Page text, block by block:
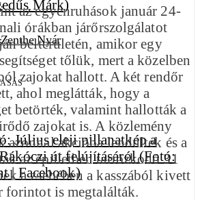
Nyár
az egyenruhások január 24-
órákban járőrszolgálatot
belterületén, amikor egy
tőlük, mert a közelben
zajokat hallott. A két rendőr
ahol meglátták, hogy a
betörték, valamint hallották a
zajokat is. A közlemény
azonnal akcióba lendültek és a
az épületben tartózkodó 31
a zsebében a kasszából kivett
forintot is megtalálták.